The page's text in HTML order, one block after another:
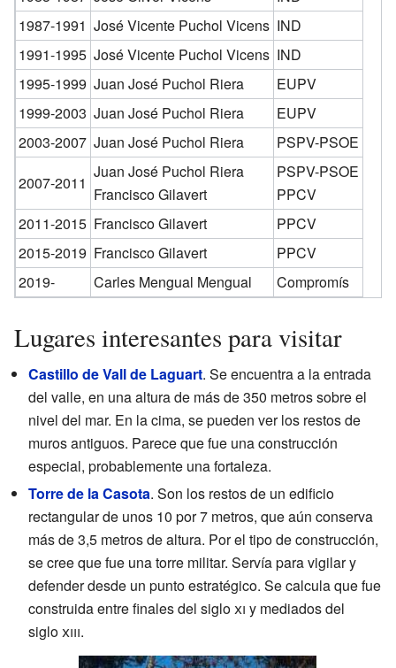
1987-1991 José Vicente Puchol Vicens IND
1991-1995 José Vicente Puchol Vicens IND
1995-1999 Juan José Puchol Riera
EUPV
1999-2003 Juan José Puchol Riera
EUPV
2003-2007 Juan José Puchol Riera
PSPV-PSOE
2007-2011
Juan José Puchol Riera
Francisco Gilavert
PSPV-PSOE
PPCV
2011-2015 Francisco Gilavert
PPCV
2015-2019 Francisco Gilavert
PPCV
2019-
Carles Mengual Mengual Compromís
Lugares interesantes para visitar
Castillo de Vall de Laguart. Se encuentra a la entrada
del valle, en una altura de más de 350 metros sobre el
nivel del mar. En la cima, se pueden ver los restos de
muros antiguos. Parece que fue una construcción
especial, probablemente una fortaleza.
Torre de la Casota. Son los restos de un edificio
rectangular de unos 10 por 7 metros, que aún conserva
más de 3,5 metros de altura. Por el tipo de construcción,
se cree que fue una torre militar. Servía para vigilar y
defender desde un punto estratégico. Se calcula que fue
construida entre finales del sigloxi y mediados del
sigloxiii.